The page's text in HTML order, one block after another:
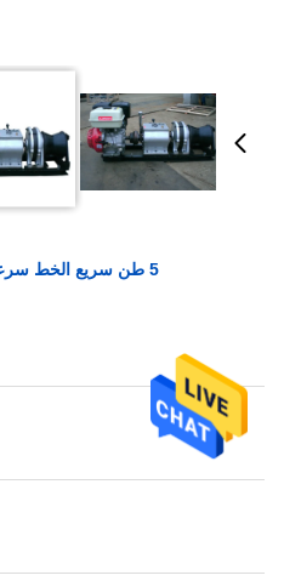
5 طن سريع الخط سرعة البنزين محرك ونش لبناء الطاقة